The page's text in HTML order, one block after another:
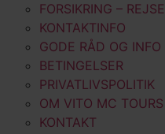
FORSIKRING – REJSE
KONTAKTINFO
GODE RÅD OG INFO
BETINGELSER
PRIVATLIVSPOLITIK
OM VITO MC TOURS
KONTAKT